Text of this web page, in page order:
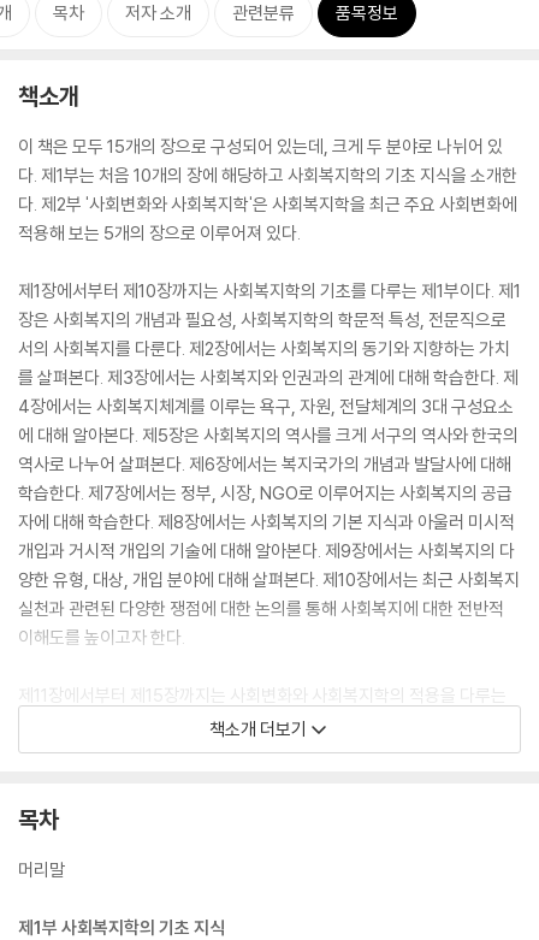
목차 저자 소개 관련분류 품목정보
책소개
이 책은 모두 15개의 장으로 구성되어 있는데, 크게 두 분야로 나뉘어 있
다. 제1부는 처음 10개의 장에 해당하고 사회복지학의 기초 지식을 소개한
다. 제2부 '사회변화와 사회복지학'은 사회복지학을 최근 주요 사회변화에
적용해 보는 5개의 장으로 이루어져 있다.
제1장에서부터 제10장까지는 사회복지학의 기초를 다루는 제1부이다. 제1
장은 사회복지의 개념과 필요성, 사회복지학의 학문적 특성, 전문직으로
서의 사회복지를 다룬다. 제2장에서는 사회복지의 동기와 지향하는 가치
를 살펴본다. 제3장에서는 사회복지와 인권과의 관계에 대해 학습한다. 제
4장에서는 사회복지체계를 이루는 욕구, 자원, 전달체계의 3대 구성요소
에 대해 알아본다. 제5장은 사회복지의 역사를 크게 서구의 역사와 한국의
역사로 나누어 살펴본다. 제6장에서는 복지국가의 개념과 발달사에 대해
학습한다. 제7장에서는 정부, 시장, NGO로 이루어지는 사회복지의 공급
자에 대해 학습한다. 제8장에서는 사회복지의 기본 지식과 아울러 미시적
개입과 거시적 개입의 기술에 대해 알아본다. 제9장에서는 사회복지의 다
양한 유형, 대상, 개입 분야에 대해 살펴본다. 제10장에서는 최근 사회복지
실천과 관련된 다양한 쟁점에 대한 논의를 통해 사회복지에 대한 전반적
이해도를 높이고자 한다.
제11장에서부터 제15장까지는 사회변화와 사회복지학의 적용을 다루는
제2부이다. 제11장에서는 불평등과 빈곤의 개념과 현황을 사회복지학의
시각을 통해 알아본다. 제12장은 4차 산업혁명과 사회구조의 변화가 사회
인구변동과 사회복지에의 함의에 대해 학습한다. 제14장에서는 양성평등
대해 학습한다.
각 장의 앞부분에는 그 장에서 학습할 내용에 대한 간단한 소개를 제공하
책소개 더보기
목차
머리말
제1부 사회복지학의 기초 지식